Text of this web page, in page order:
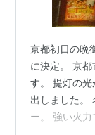
京都初日の晩
に決定。 京
す。 提灯の
出しました。
ー。 強い火